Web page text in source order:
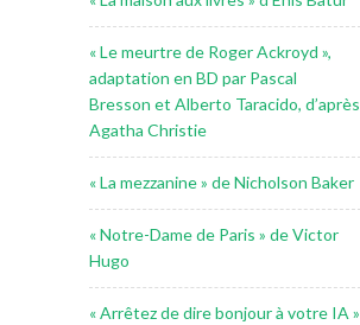
« Le meurtre de Roger Ackroyd »,
adaptation en BD par Pascal
Bresson et Alberto Taracido, d’après
Agatha Christie
« La mezzanine » de Nicholson Baker
« Notre-Dame de Paris » de Victor
Hugo
« Arrêtez de dire bonjour à votre IA »